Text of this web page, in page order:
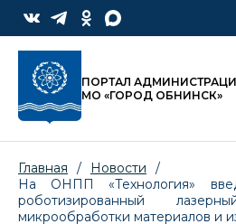
ПОРТАЛ
МО «ГОРОД ОБНИНСК»
Главная / Новости
/
На ОНПП «Технология»
роботизированный
микрообработки материалов и